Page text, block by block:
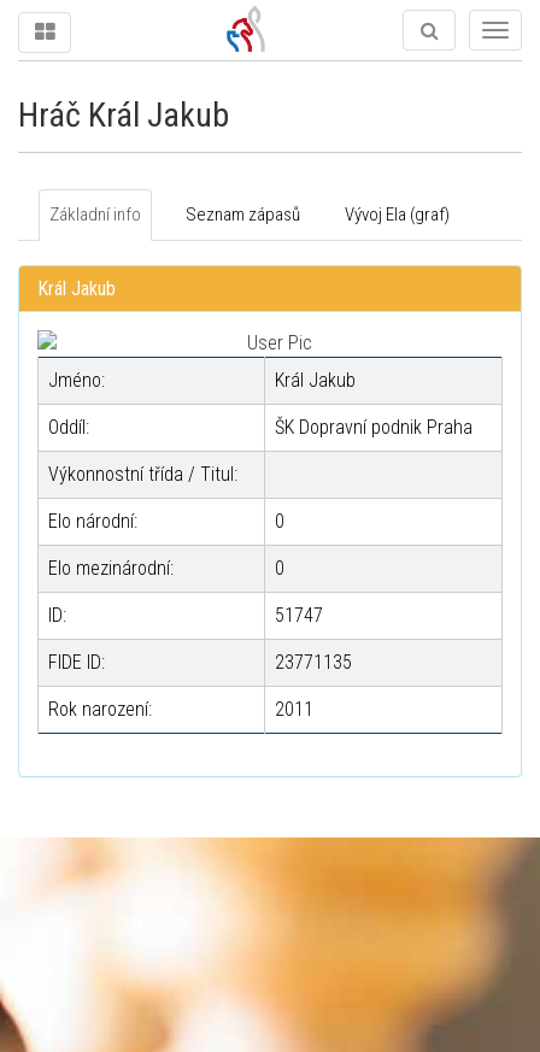
Hráč Král Jakub
Základní info Seznam zápasů Vývoj Ela (graf)
Král Jakub
Jméno: Král Jakub
Oddíl: ŠK Dopravní podnik Praha
Výkonnostní třída / Titul:
Elo národní: 0
Elo mezinárodní: 0
ID: 51747
FIDE ID: 23771135
Rok narození: 2011